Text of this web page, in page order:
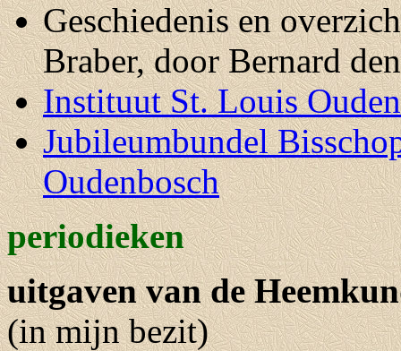
Geschiedenis en
Braber, door Bernard
Instituut St. Louis
Jubileumbundel
Oudenbosch
periodieken
uitgaven van de
(in mijn bezit)